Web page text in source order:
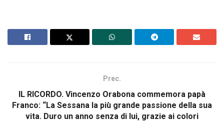
Prec.
IL RICORDO. Vincenzo Orabona commemora papà
Franco: “La Sessana la più grande passione della sua
vita. Duro un anno senza di lui, grazie ai colori